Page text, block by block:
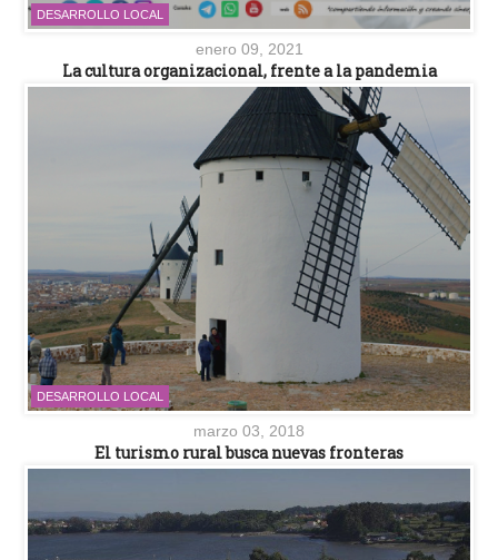
DESARROLLO LOCAL
enero 09, 2021
La cultura organizacional, frente a la pandemia
DESARROLLO LOCAL
marzo 03, 2018
El turismo rural busca nuevas fronteras